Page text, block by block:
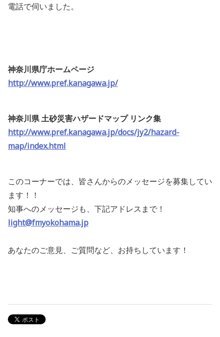
電話で伺いました。
神奈川県庁ホームページ
http://www.pref.kanagawa.jp/
神奈川県 土砂災害ハザードマップ リンク集
http://www.pref.kanagawa.jp/docs/jy2/hazard-
map/index.html
このコーナーでは、皆さんからのメッセージを募集してい
ます！！
知事へのメッセージも、下記アドレスまで！
light@fmyokohama.jp
あなたのご意見、ご質問など、お持ちしています！